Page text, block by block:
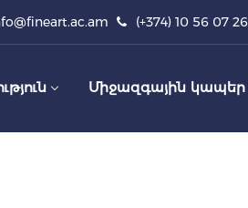
(+374) 10 56 07 26
Միջազգային կապեր